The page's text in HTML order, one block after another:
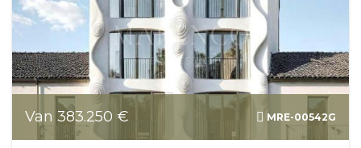
Van 383.250 € MRE-00542G